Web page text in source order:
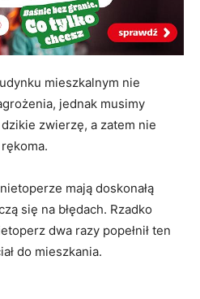
mieszkalnym nie
jednak musimy
zwierzę, a zatem nie
mają doskonałą
się na błędach. Rzadko
dwa razy popełnił ten
do mieszkania.